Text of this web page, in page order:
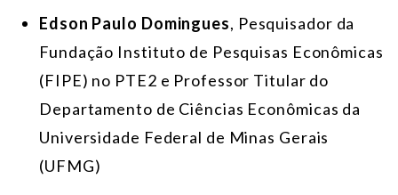
Edson Paulo Domingues, Pesquisador da
Fundação Instituto de Pesquisas Econômicas
(FIPE) no PTE2 e Professor Titular do
Departamento de Ciências Econômicas da
Universidade Federal de Minas Gerais
(UFMG)